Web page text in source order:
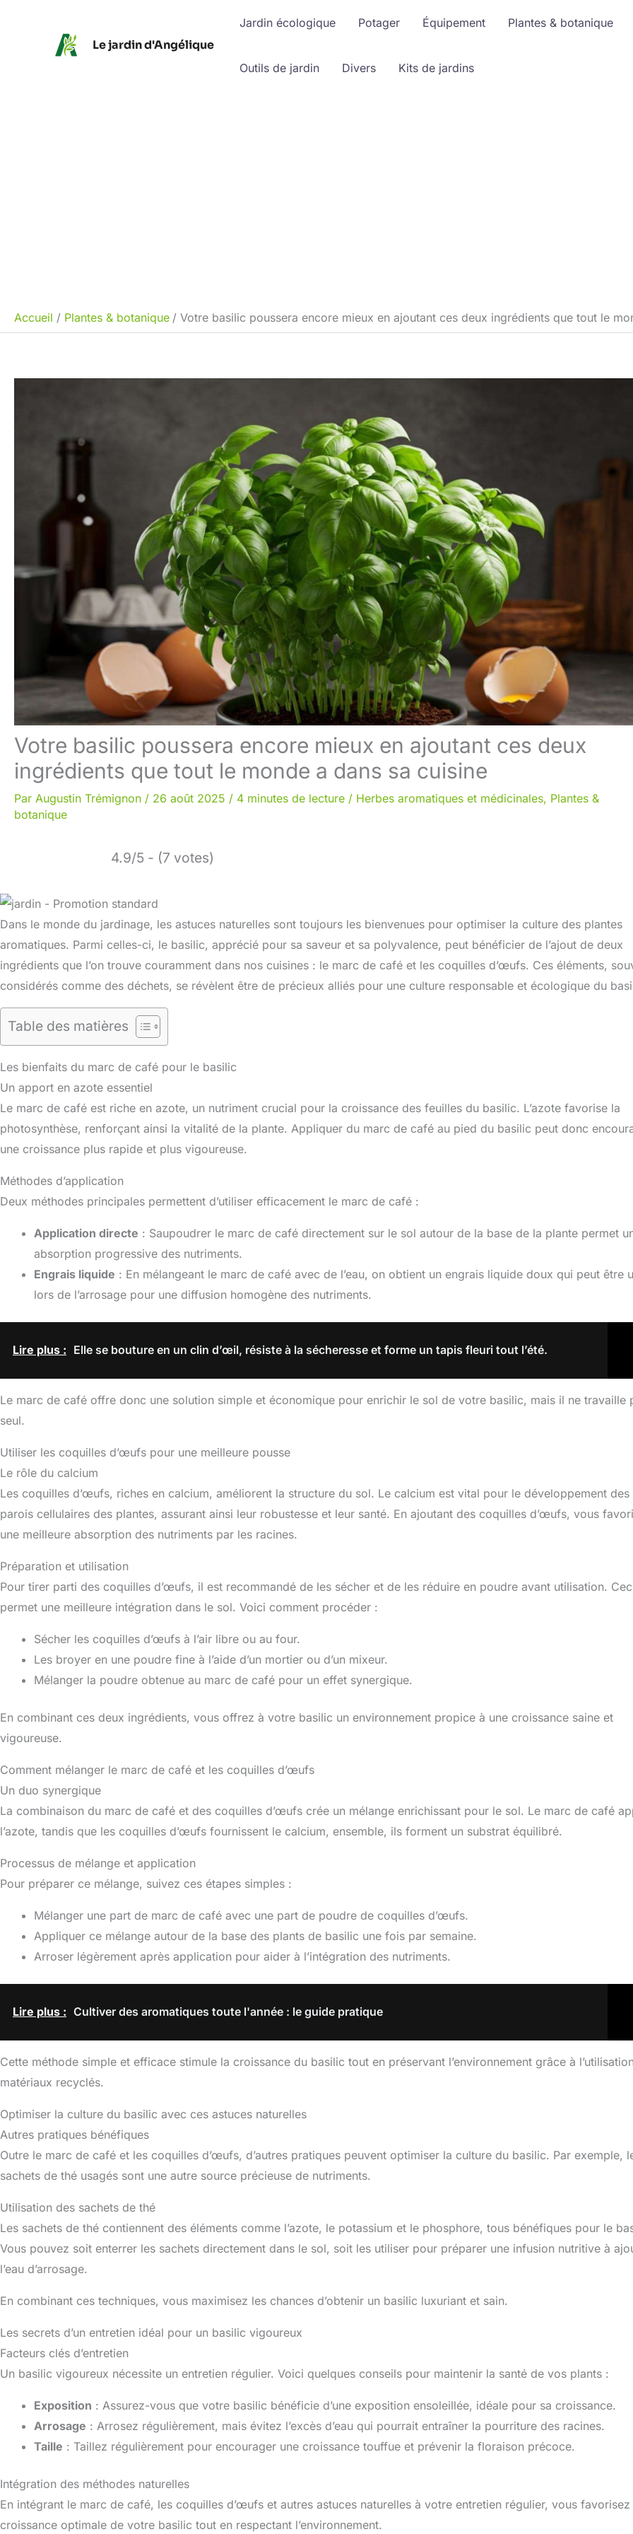
Le jardin d'Angélique
Jardin écologique Potager Équipement Plantes & botanique
Outils de jardin Divers Kits de jardins
Accueil Plantes & botanique Votre basilic poussera encore mieux en ajoutant ces deux ingrédients que tout le
Votre basilic poussera encore mieux en ajoutant ces deux
ingrédients que tout le monde a dans sa cuisine
Par Augustin Trémignon / 26 août 2025 / 4 minutes de lecture / Herbes aromatiques et médicinales, Plantes &
botanique
4.9/5 - (7 votes)
Dans le monde du jardinage, les astuces naturelles sont toujours les bienvenues pour optimiser la culture des plantes
aromatiques. Parmi celles-ci, le basilic, apprécié pour sa saveur et sa polyvalence, peut bénéficier de l’ajout de deux
ingrédients que l’on trouve couramment dans nos cuisines : le marc de café et les coquilles d’œufs. Ces éléments,
considérés comme des déchets, se révèlent être de précieux alliés pour une culture responsable et écologique du
Table des matières
Les bienfaits du marc de café pour le basilic
Un apport en azote essentiel
Le marc de café est riche en azote, un nutriment crucial pour la croissance des feuilles du basilic. L’azote favorise la
photosynthèse, renforçant ainsi la vitalité de la plante. Appliquer du marc de café au pied du basilic peut donc
une croissance plus rapide et plus vigoureuse.
Méthodes d’application
Deux méthodes principales permettent d’utiliser efficacement le marc de café :
Application directe : Saupoudrer le marc de café directement sur le sol autour de la base de la plante permet
absorption progressive des nutriments.
Engrais liquide : En mélangeant le marc de café avec de l’eau, on obtient un engrais liquide doux qui peut être
lors de l’arrosage pour une diffusion homogène des nutriments.
Lire plus : Elle se bouture en un clin d’œil, résiste à la sécheresse et forme un tapis fleuri tout l’été.
Le marc de café offre donc une solution simple et économique pour enrichir le sol de votre basilic, mais il ne travaille
seul.
Utiliser les coquilles d’œufs pour une meilleure pousse
Le rôle du calcium
Les coquilles d’œufs, riches en calcium, améliorent la structure du sol. Le calcium est vital pour le développement des
parois cellulaires des plantes, assurant ainsi leur robustesse et leur santé. En ajoutant des coquilles d’œufs, vous
une meilleure absorption des nutriments par les racines.
Préparation et utilisation
Pour tirer parti des coquilles d’œufs, il est recommandé de les sécher et de les réduire en poudre avant utilisation.
permet une meilleure intégration dans le sol. Voici comment procéder :
Sécher les coquilles d’œufs à l’air libre ou au four.
Les broyer en une poudre fine à l’aide d’un mortier ou d’un mixeur.
Mélanger la poudre obtenue au marc de café pour un effet synergique.
En combinant ces deux ingrédients, vous offrez à votre basilic un environnement propice à une croissance saine et
vigoureuse.
Comment mélanger le marc de café et les coquilles d’œufs
Un duo synergique
La combinaison du marc de café et des coquilles d’œufs crée un mélange enrichissant pour le sol. Le marc de café
l’azote, tandis que les coquilles d’œufs fournissent le calcium, ensemble, ils forment un substrat équilibré.
Processus de mélange et application
Pour préparer ce mélange, suivez ces étapes simples :
Mélanger une part de marc de café avec une part de poudre de coquilles d’œufs.
Appliquer ce mélange autour de la base des plants de basilic une fois par semaine.
Arroser légèrement après application pour aider à l’intégration des nutriments.
Lire plus : Cultiver des aromatiques toute l'année : le guide pratique
Cette méthode simple et efficace stimule la croissance du basilic tout en préservant l’environnement grâce à
matériaux recyclés.
Optimiser la culture du basilic avec ces astuces naturelles
Autres pratiques bénéfiques
Outre le marc de café et les coquilles d’œufs, d’autres pratiques peuvent optimiser la culture du basilic. Par exemple,
sachets de thé usagés sont une autre source précieuse de nutriments.
Utilisation des sachets de thé
Les sachets de thé contiennent des éléments comme l’azote, le potassium et le phosphore, tous bénéfiques pour le
Vous pouvez soit enterrer les sachets directement dans le sol, soit les utiliser pour préparer une infusion nutritive à
l’eau d’arrosage.
En combinant ces techniques, vous maximisez les chances d’obtenir un basilic luxuriant et sain.
Les secrets d’un entretien idéal pour un basilic vigoureux
Facteurs clés d’entretien
Un basilic vigoureux nécessite un entretien régulier. Voici quelques conseils pour maintenir la santé de vos plants :
Exposition : Assurez-vous que votre basilic bénéficie d’une exposition ensoleillée, idéale pour sa croissance.
Arrosage : Arrosez régulièrement, mais évitez l’excès d’eau qui pourrait entraîner la pourriture des racines.
Taille : Taillez régulièrement pour encourager une croissance touffue et prévenir la floraison précoce.
Intégration des méthodes naturelles
En intégrant le marc de café, les coquilles d’œufs et autres astuces naturelles à votre entretien régulier, vous favorisez
croissance optimale de votre basilic tout en respectant l’environnement.